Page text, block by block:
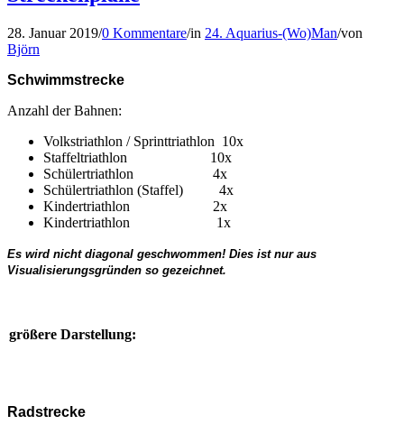
28. Januar 2019/0 Kommentare/in 24. Aquarius-(Wo)Man/von
Björn
Schwimmstrecke
Anzahl der Bahnen:
Volkstriathlon / Sprinttriathlon 10x
Staffeltriathlon 10x
Schülertriathlon 4x
Schülertriathlon (Staffel) 4x
Kindertriathlon 2x
Kindertriathlon 1x
Es wird nicht diagonal geschwommen! Dies ist nur aus
Visualisierungsgründen so gezeichnet.
größere Darstellung:
Radstrecke